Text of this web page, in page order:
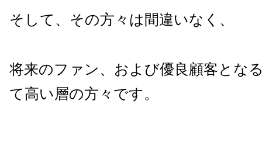
そして、その方々は間違いなく、
将来のファン、および優良顧客とな
て高い層の方々です。